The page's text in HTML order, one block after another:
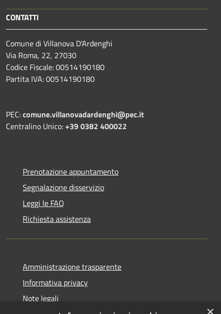
CONTATTI
Comune di Villanova D'Ardenghi
Via Roma, 22, 27030
Codice Fiscale: 00514190180
Partita IVA: 00514190180
PEC:comune.villanovadardenghi@pec.it
Centralino Unico:+39 0382 400022
Prenotazione appuntamento
Segnalazione disservizio
Leggi le FAQ
Richiesta assistenza
Amministrazione trasparente
Informativa privacy
Note legali